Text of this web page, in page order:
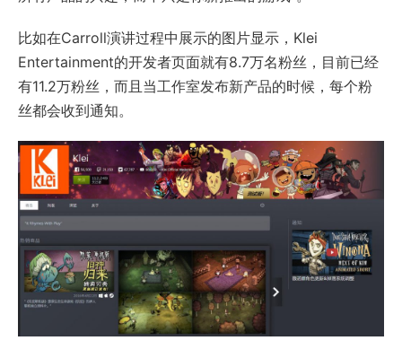
比如在Carroll演讲过程中展示的图片显示，Klei
Entertainment的开发者页面就有8.7万名粉丝，目前已经
有11.2万粉丝，而且当工作室发布新产品的时候，每个粉
丝都会收到通知。